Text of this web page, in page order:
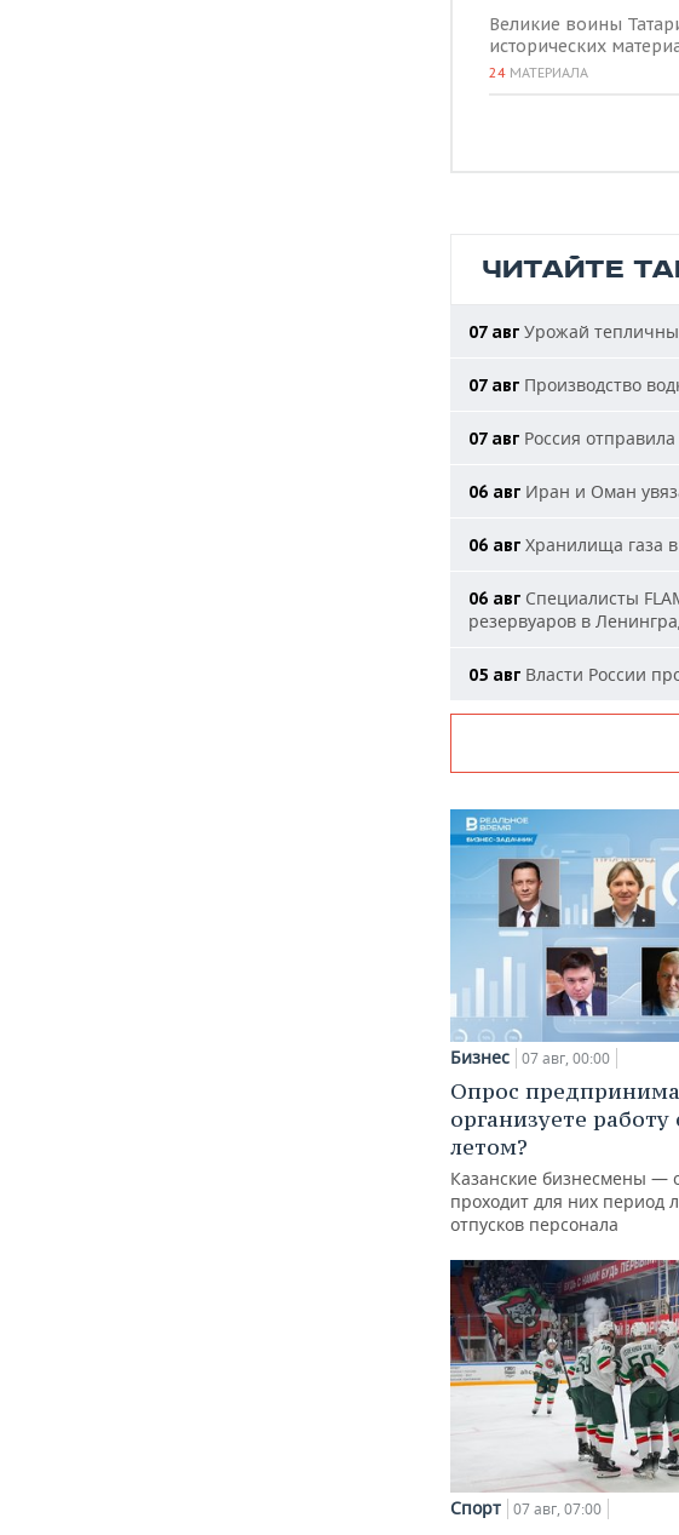
Великие воины
исторических
24 МАТЕРИАЛА
ЧИТАЙТЕ
07 авг Урожай
07 авг Производство
07 авг Россия
06 авг Иран и Оман
06 авг Хранилища газа
06 авг Специалисты
резервуаров в
05 авг Власти России
Бизнес 07 авг, 00:00
Опрос
организуете
летом?
Казанские бизнесмены —
проходит для них период
отпусков персонала
Спорт 07 авг, 07:00